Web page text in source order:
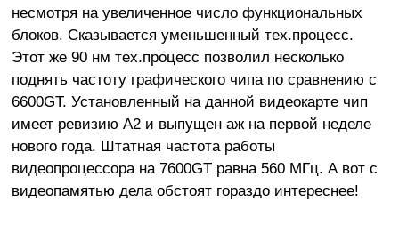
несмотря на увеличенное число функциональных
блоков. Сказывается уменьшенный тех.процесс.
Этот же 90 нм тех.процесс позволил несколько
поднять частоту графического чипа по сравнению с
6600GT. Установленный на данной видеокарте чип
имеет ревизию А2 и выпущен аж на первой неделе
нового года. Штатная частота работы
видеопроцессора на 7600GT равна 560 МГц. А вот с
видеопамятью дела обстоят гораздо интереснее!